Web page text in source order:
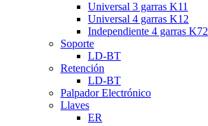
Universal 3 garras K11
Universal 4 garras K12
Independiente 4 garras K72
Soporte
LD-BT
Retención
LD-BT
Palpador Electrónico
Llaves
ER